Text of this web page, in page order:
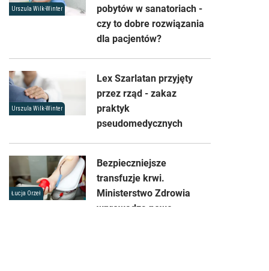
Urszula Wilk-Winter
pobytów w sanatoriach -
czy to dobre rozwiązania
dla pacjentów?
Urszula Wilk-Winter
Lex Szarlatan przyjęty
przez rząd - zakaz
praktyk
pseudomedycznych
Łucja Orzeł
Bezpieczniejsze
transfuzje krwi.
Ministerstwo Zdrowia
wprowadza nowe